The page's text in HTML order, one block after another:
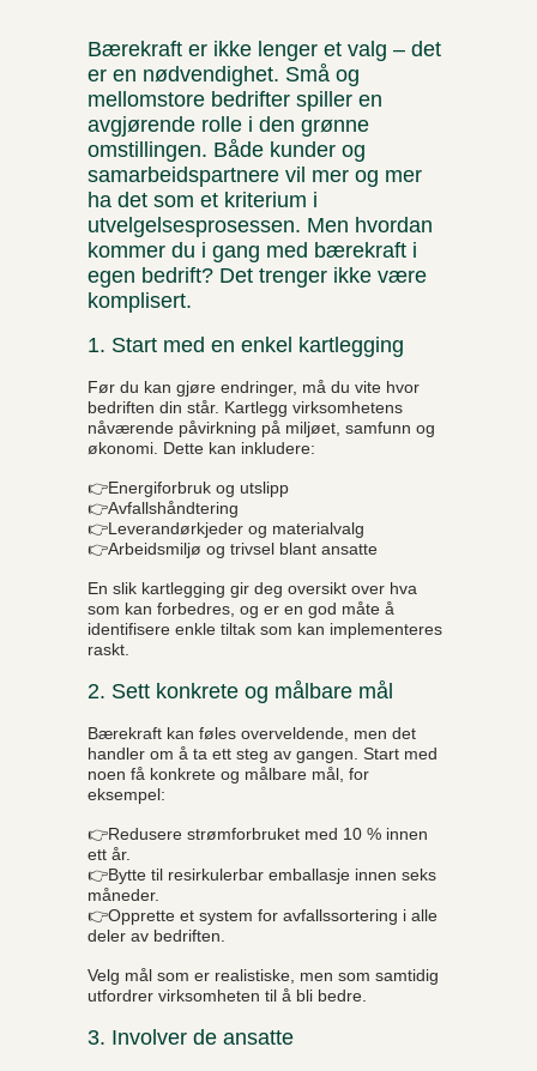
Bærekraft er ikke lenger et valg – det
er en nødvendighet. Små og
mellomstore bedrifter spiller en
avgjørende rolle i den grønne
omstillingen. Både kunder og
samarbeidspartnere vil mer og mer
ha det som et kriterium i
utvelgelsesprosessen. Men hvordan
kommer du i gang med bærekraft i
egen bedrift? Det trenger ikke være
komplisert.
1. Start med en enkel kartlegging
Før du kan gjøre endringer, må du vite hvor
bedriften din står. Kartlegg virksomhetens
nåværende påvirkning på miljøet, samfunn og
økonomi. Dette kan inkludere:
👉Energiforbruk og utslipp
👉Avfallshåndtering
👉Leverandørkjeder og materialvalg
👉Arbeidsmiljø og trivsel blant ansatte
En slik kartlegging gir deg oversikt over hva
som kan forbedres, og er en god måte å
identifisere enkle tiltak som kan implementeres
raskt.
2. Sett konkrete og målbare mål
Bærekraft kan føles overveldende, men det
handler om å ta ett steg av gangen. Start med
noen få konkrete og målbare mål, for
eksempel:
👉Redusere strømforbruket med 10 % innen
ett år.
👉Bytte til resirkulerbar emballasje innen seks
måneder.
👉Opprette et system for avfallssortering i alle
deler av bedriften.
Velg mål som er realistiske, men som samtidig
utfordrer virksomheten til å bli bedre.
3. Involver de ansatte